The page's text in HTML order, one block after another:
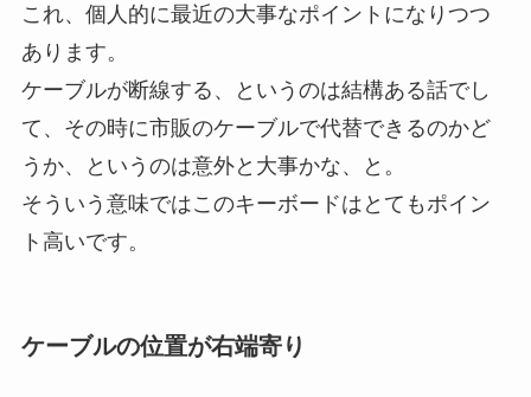
これ、個人的に最近の大事なポイントになりつつ
あります。
ケーブルが断線する、というのは結構ある話でし
て、その時に市販のケーブルで代替できるのかど
うか、というのは意外と大事かな、と。
そういう意味ではこのキーボードはとてもポイン
ト高いです。
ケーブルの位置が右端寄り